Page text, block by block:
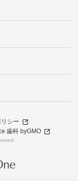
シー
歯科 byGMO